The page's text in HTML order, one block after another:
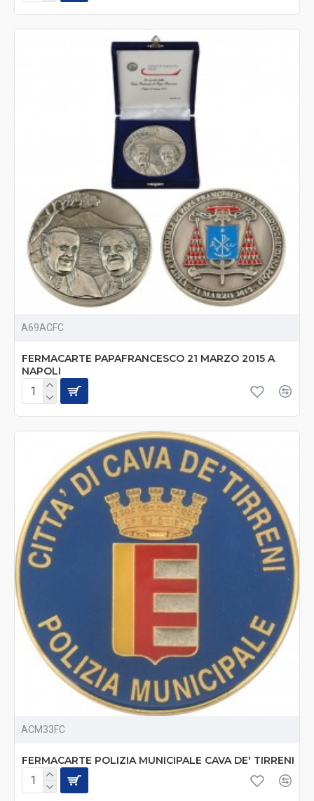
A69ACFC
FERMACARTE PAPAFRANCESCO 21 MARZO 2015 A
NAPOLI
ACM33FC
FERMACARTE POLIZIA MUNICIPALE CAVA DE' TIRRENI